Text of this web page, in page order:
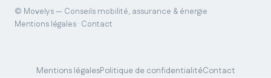
© Movelys — Conseils mobilité, assurance & énergie
Mentions légales · Contact
Mentions légalesPolitique de confidentialitéContact